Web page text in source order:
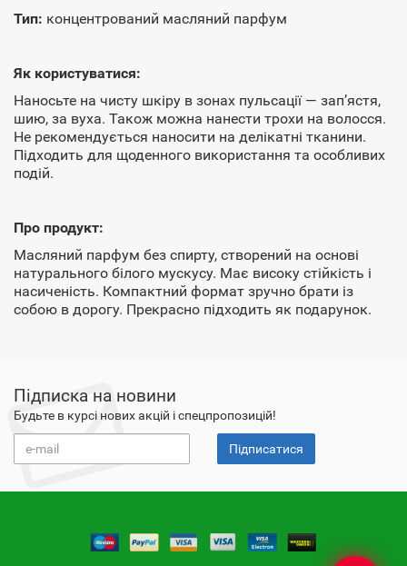
Тип: концентрований масляний парфум
Як користуватися:
Наносьте на чисту шкіру в зонах пульсації — зап’ястя,
шию, за вуха. Також можна нанести трохи на волосся.
Не рекомендується наносити на делікатні тканини.
Підходить для щоденного використання та особливих
подій.
Про продукт:
Масляний парфум без спирту, створений на основі
натурального білого мускусу. Має високу стійкість і
насиченість. Компактний формат зручно брати із
собою в дорогу. Прекрасно підходить як подарунок.
Підписка на новини
Будьте в курсі нових акцій і спецпропозицій!
Підписатися